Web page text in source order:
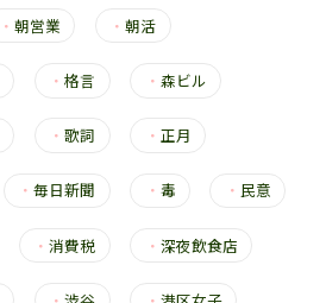
・朝営業 ・朝活
・格言 ・ 森ビル
・歌詞 ・ 正月
・毎日新聞 ・ 毒 ・ 民意
・消費税 ・ 深夜飲食店